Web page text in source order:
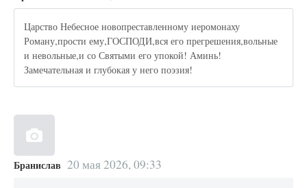
Царство Небесное новопреставленному иеромонаху
Роману,прости ему,ГОСПОДИ,вся его прегрешения,вольные
и невольные,и со Святыми его упокой! Аминь!
Замечательная и глубокая у него поэзия!
Бранислав 20 мая 2026, 09:33